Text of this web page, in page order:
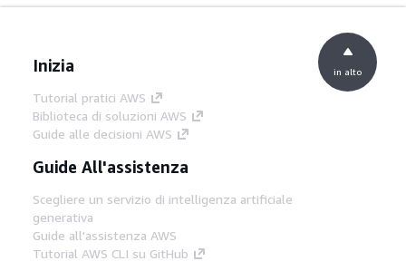
Inizia
Tutorial pratici AWS
Biblioteca di soluzioni AWS
Guide alle decisioni AWS
Guide All'assistenza
Scegliere un servizio di intelligenza artificiale
generativa
Guide all'assistenza AWS
Tutorial AWS CLI su GitHub
in alto